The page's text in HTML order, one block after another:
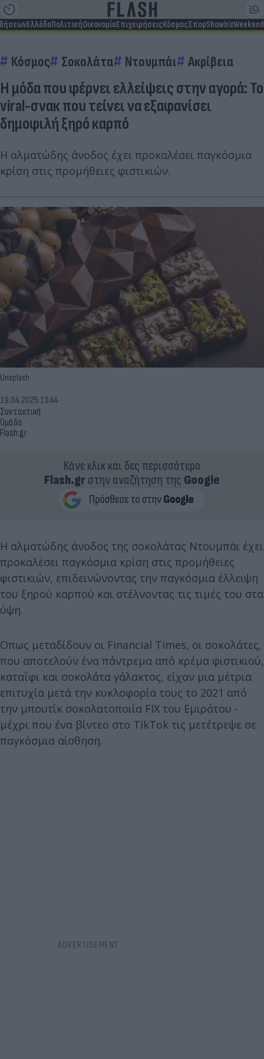
ΕλλάδαΠολιτικήΟικονομίαΕπιχειρήσειςΚόσμοςΣπορShowbizWeekend
Κόσμος Σοκολάτα Ντουμπάι Ακρίβεια
Η μόδα που φέρνει ελλείψεις στην αγορά: Το
viral-σνακ που τείνει να εξαφανίσει
δημοφιλή ξηρό καρπό
Η αλματώδης άνοδος έχει προκαλέσει παγκόσμια
κρίση στις προμήθειες φιστικιών.
Unsplash
Συντακτική
Ομάδα
Flash.gr
19.04.2025 13:44
Κάνε κλικ και δες περισσότερο
Flash.grστην αναζήτηση της Google
Η αλματώδης άνοδος της σοκολάτας Ντουμπάι έχει
προκαλέσει παγκόσμια κρίση στις προμήθειες
φιστικιών, επιδεινώνοντας την παγκόσμια έλλειψη
του ξηρού καρπού και στέλνοντας τις τιμές του στα
ύψη.
Οπως μεταδίδουν οι Financial Times, οι σοκολάτες,
που αποτελούν ένα πάντρεμα από κρέμα φιστικιού,
καταΐφι και σοκολάτα γάλακτος, είχαν μια μέτρια
επιτυχία μετά την κυκλοφορία τους το 2021 από
την μπουτίκ σοκολατοποιία FIX του Εμιράτου -
μέχρι που ένα βίντεο στο TikTok τις μετέτρεψε σε
παγκόσμια αίσθηση.